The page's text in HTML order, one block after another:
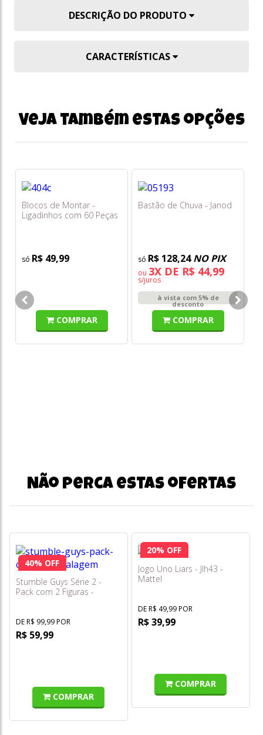
DESCRIÇÃO DO PRODUTO
CARACTERÍSTICAS
Veja também estas opções
Blocos de Montar -
Ligadinhos com 60 Peças
R$ 49,99
COMPRAR
Bastão de Chuva - Janod
R$ 128,24NO PIX
ou 3X DE R$ 44,99
s/juros
à vista com 5% de
desconto
COMPRAR
Não perca estas ofertas
40% OFF
Stumble Guys Série 2 -
Pack com 2 Figuras -
DE R$ 99,99 POR
R$ 59,99
COMPRAR
20% OFF
Jogo Uno Liars - Jlh43 -
Mattel
DE R$ 49,99 POR
R$ 39,99
COMPRAR